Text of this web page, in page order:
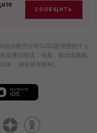
СООБЩИТЬ
拉尔航空公司OJSC处理您的个人
括通过电话，传真，移动无线电
。保留所有权利。